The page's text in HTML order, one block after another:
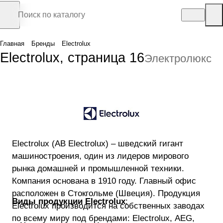
Главная Бренды Electrolux
Electrolux, страница 16Электролюкс
Electrolux (AB Electrolux) – шведский гигант
машиностроения, один из лидеров мирового
рынка домашней и промышленной техники.
Компания основана в 1910 году. Главный офис
расположен в Стокгольме (Швеция). Продукция
Electrolux производится на собственных заводах
по всему миру под брендами: Electrolux, AEG,
Виды продукции Electrolux: